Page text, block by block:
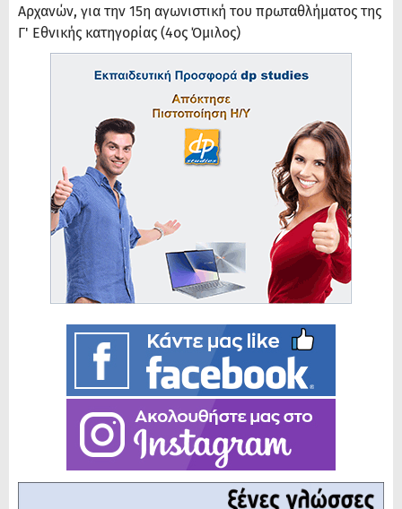
Αρχανών, για την 15η αγωνιστική του πρωταθλήματος της
Γ' Εθνικής κατηγορίας (4ος Όμιλος)